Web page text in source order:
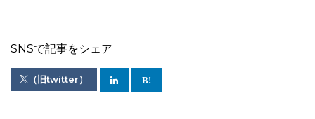
SNSで記事をシェア
（旧twitter）